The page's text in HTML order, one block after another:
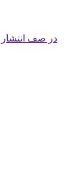
در صف انتشار